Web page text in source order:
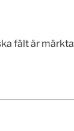
fält är märkta